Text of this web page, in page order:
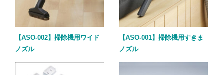
【ASO-002】掃除機用ワイド
ノズル
【ASO-001】掃除機用すきま
ノズル